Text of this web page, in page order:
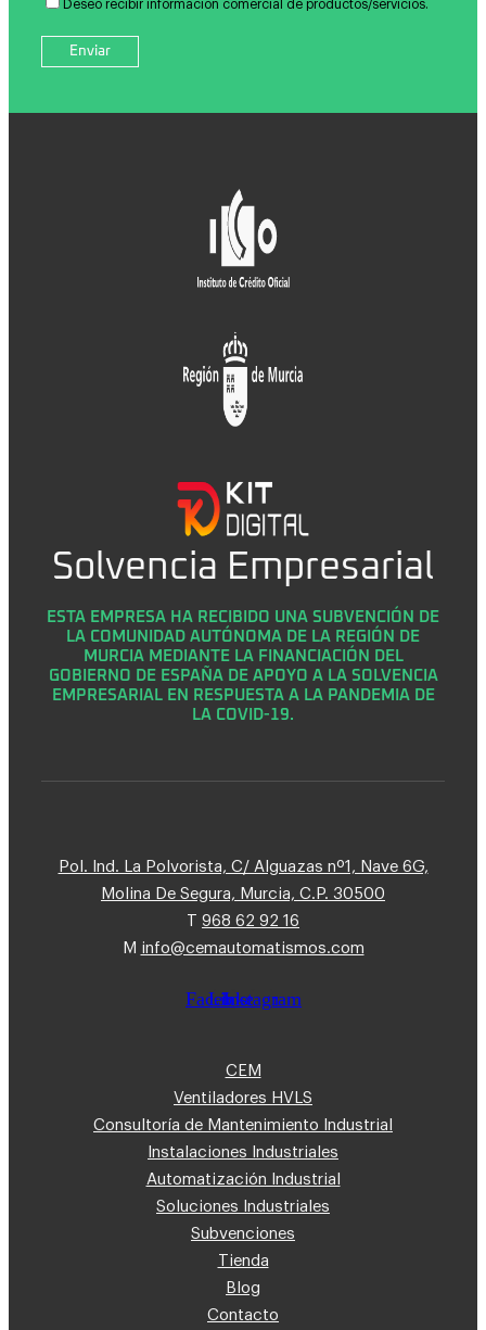
Deseo recibir información comercial de productos/servicios.
Solvencia Empresarial
ESTA EMPRESA HA RECIBIDO UNA SUBVENCIÓN DE
LA COMUNIDAD AUTÓNOMA DE LA REGIÓN DE
MURCIA MEDIANTE LA FINANCIACIÓN DEL
GOBIERNO DE ESPAÑA DE APOYO A LA SOLVENCIA
EMPRESARIAL EN RESPUESTA A LA PANDEMIA DE
LA COVID-19.
Pol. Ind. La Polvorista, C/ Alguazas nº1, Nave 6G,
Molina De Segura, Murcia, C.P. 30500
T 968 62 92 16
M info@cemautomatismos.com
Facebook
Linkedin
Instagram
CEM
Ventiladores HVLS
Consultoría de Mantenimiento Industrial
Instalaciones Industriales
Automatización Industrial
Soluciones Industriales
Subvenciones
Tienda
Blog
Contacto